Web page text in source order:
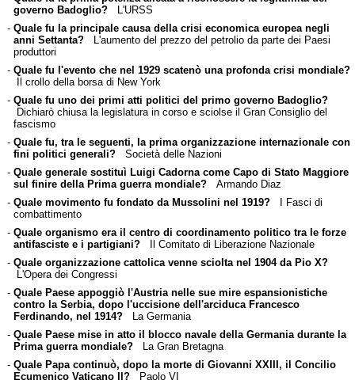
governo Badoglio?L'URSS
- Quale fu la principale causa della crisi economica europea negli
anni Settanta?L'aumento del prezzo del petrolio da parte dei Paesi
produttori
- Quale fu l'evento che nel 1929 scatenò una profonda crisi mondiale?
Il crollo della borsa di New York
- Quale fu uno dei primi atti politici del primo governo Badoglio?
Dichiarò chiusa la legislatura in corso e sciolse il Gran Consiglio del
fascismo
- Quale fu, tra le seguenti, la prima organizzazione internazionale con
fini politici generali?Società delle Nazioni
- Quale generale sostituì Luigi Cadorna come Capo di Stato Maggiore
sul finire della Prima guerra mondiale?Armando Diaz
- Quale movimento fu fondato da Mussolini nel 1919?I Fasci di
combattimento
- Quale organismo era il centro di coordinamento politico tra le forze
antifasciste e i partigiani?Il Comitato di Liberazione Nazionale
- Quale organizzazione cattolica venne sciolta nel 1904 da Pio X?
L'Opera dei Congressi
- Quale Paese appoggiò l'Austria nelle sue mire espansionistiche
contro la Serbia, dopo l'uccisione dell'arciduca Francesco
Ferdinando, nel 1914?La Germania
- Quale Paese mise in atto il blocco navale della Germania durante la
Prima guerra mondiale?La Gran Bretagna
- Quale Papa continuò, dopo la morte di Giovanni XXIII, il Concilio
Ecumenico Vaticano II?Paolo VI